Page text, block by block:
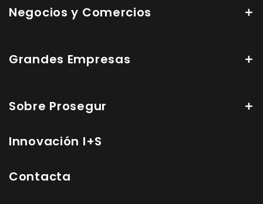
Negocios y Comercios
Grandes Empresas
Sobre Prosegur
Innovación I+S
Contacta